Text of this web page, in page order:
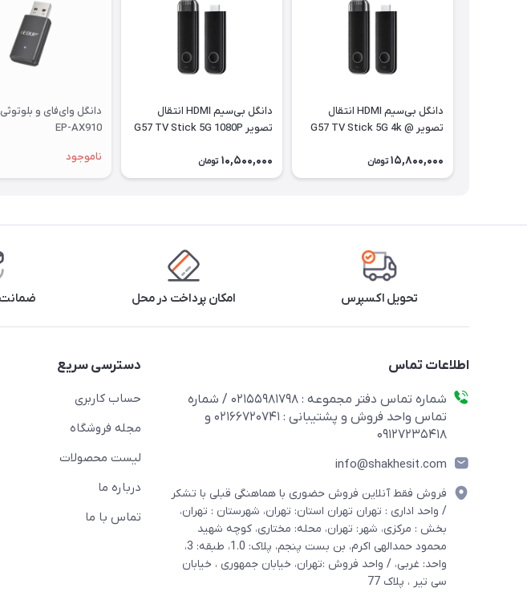
دانگل بی‌سیم HDMI انتقال
تصویر G57 TV Stick 5G 4k @
15,800,000 تومان
دانگل بی‌سیم HDMI انتقال
تصویر G57 TV Stick 5G 1080P
10,500,000 تومان
EP-AX910
ناموجود
تحویل اکسپرس امکان پرداخت در محل ضمانت
اطلاعات تماس
شماره تماس دفتر مجموعه : 02155981798 / شماره
تماس واحد فروش و پشتیبانی : 02166720741 و
09127235418
info@shakhesit.com
فروش فقط آنلاین فروش حضوری با هماهنگی قبلی با تشکر
/ واحد اداری : تهران تهران استان: تهران، شهرستان : تهران،
بخش : مرکزی، شهر: تهران، محله: مختاری، کوچه شهید
محمود حمدالهی اکرم، بن بست پنجم، پلاک: 1.0، طبقه: 3،
واحد: غربی، / واحد فروش :تهران، خیابان جمهوری ، خیابان
سی تیر ، پلاک 77
دسترسی سریع
حساب کاربری
مجله فروشگاه
لیست محصولات
درباره ما
تماس با ما